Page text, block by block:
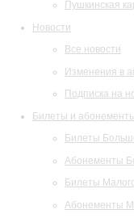
Пушкинская
Новости
Все новости
Изменения в
Подписка на
Билеты и
Билеты
Абонементы
Билеты
Абонементы